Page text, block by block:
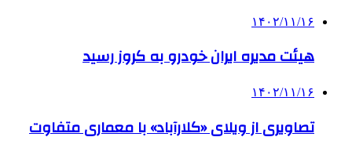
۱۴۰۲/۱۱/۱۶
هیئت مدیره ایران خودرو به کروز رسید
۱۴۰۲/۱۱/۱۶
تصاویری از ویلای «کلارآباد» با معماری متفاوت